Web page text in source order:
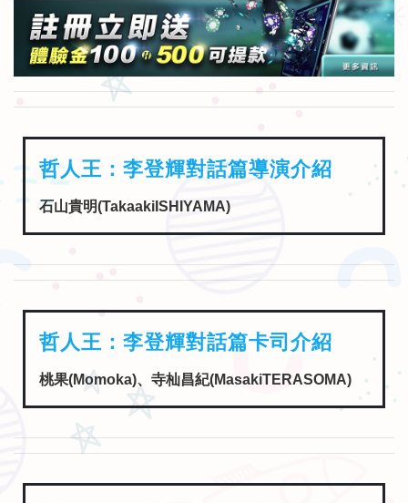
哲人王：李登輝對話篇導演介紹
石山貴明(TakaakiISHIYAMA)
哲人王：李登輝對話篇卡司介紹
桃果(Momoka)、寺杣昌紀(MasakiTERASOMA)